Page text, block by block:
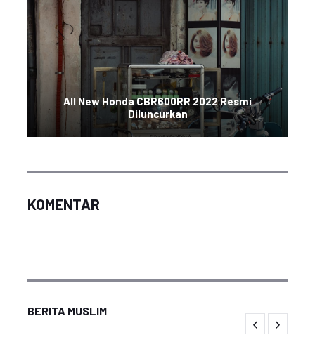
All New Honda CBR600RR 2022 Resmi
Diluncurkan
KOMENTAR
BERITA MUSLIM